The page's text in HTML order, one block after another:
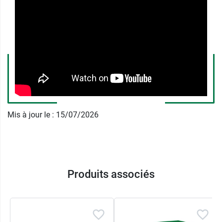
dose est de 10 ml de solution buvable par
Le renouvellement des prises est purement
indicatif et ne doit être activé qu'en cas de
quelques jours.
Précautions d'emploi
Mis à jour le : 15/07/2026
Produits associés